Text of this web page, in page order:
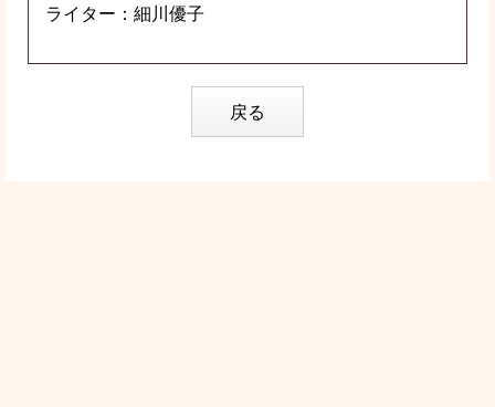
ライター：細川優子
戻る